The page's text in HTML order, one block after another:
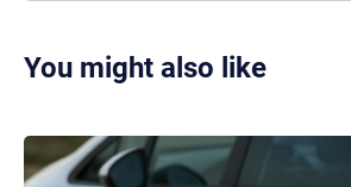
You might also like